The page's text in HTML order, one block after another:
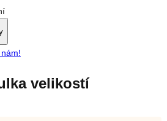
velikostí